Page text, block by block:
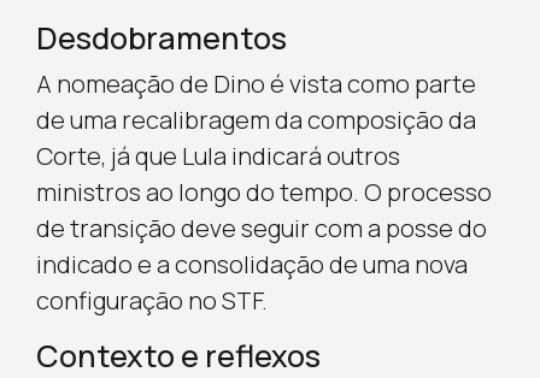
Desdobramentos
A nomeação de Dino é vista como parte
de uma recalibragem da composição da
Corte, já que Lula indicará outros
ministros ao longo do tempo. O processo
de transição deve seguir com a posse do
indicado e a consolidação de uma nova
configuração no STF.
Contexto e reflexos